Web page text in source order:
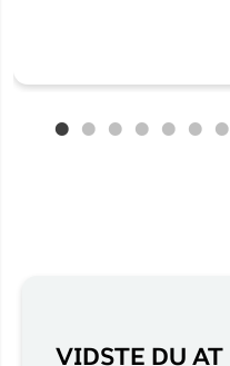
VIDSTE DU AT